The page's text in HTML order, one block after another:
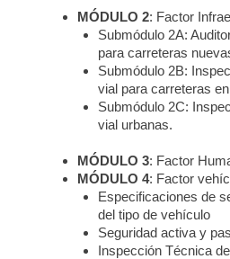
MÓDULO 2: Factor
Submódulo 2A:
para carreteras
Submódulo 2B:
vial para carreteras
Submódulo 2C:
vial urbanas.
MÓDULO 3: Factor
MÓDULO 4: Factor
Especificaciones de
del tipo de vehículo
Seguridad activa y
Inspección Técnica